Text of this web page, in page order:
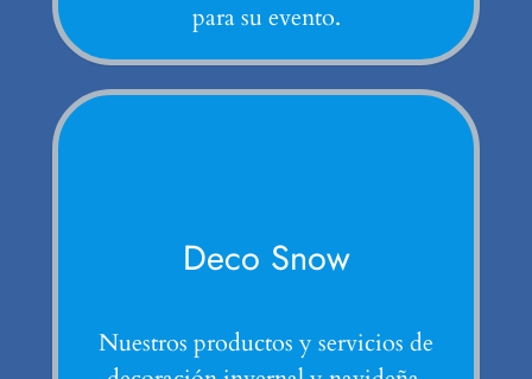
para su evento.
Deco Snow
Nuestros productos y servicios de